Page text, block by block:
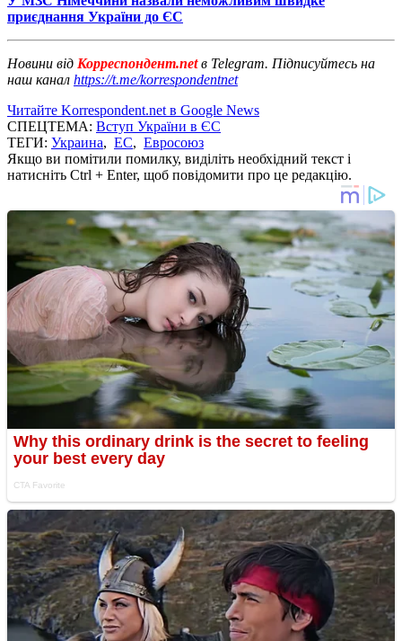
приєднання України до ЄС
Новини від Корреспондент.netв Telegram. Підписуйтесь на
наш канал https://t.me/korrespondentnet
Читайте Korrespondent.net в Google News
СПЕЦТЕМА: Вступ України в ЄС
ТЕГИ: Украина, ЕС, Евросоюз
Якщо ви помітили помилку, виділіть необхідний текст і
натисніть Ctrl + Enter, щоб повідомити про це редакцію.